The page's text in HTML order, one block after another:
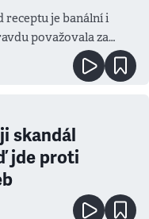
receptu je banální i
považovala za
skandál
jde proti